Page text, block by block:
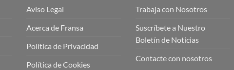
Aviso Legal
Acerca de Fransa
Política de Privacidad
Política de Cookies
Trabaja con Nosotros
Suscríbete a Nuestro
Boletín de Noticias
Contacte con nosotros